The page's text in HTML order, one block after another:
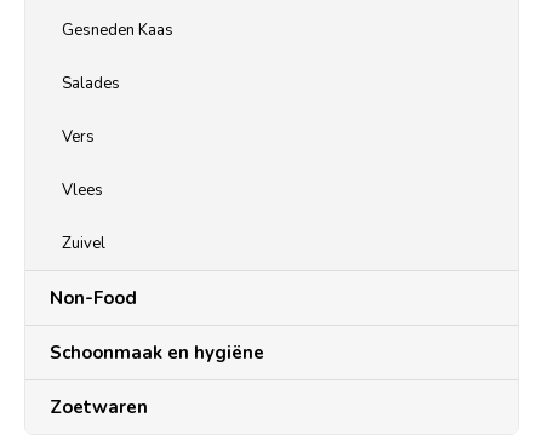
Gesneden Kaas
Salades
Vers
Vlees
Zuivel
Non-Food
Schoonmaak en hygiëne
Zoetwaren